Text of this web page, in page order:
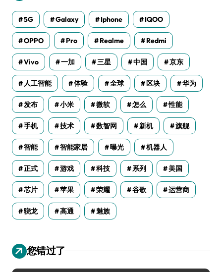
5G Galaxy Iphone IQOO
OPPO Pro Realme Redmi
Vivo 一加 三星 中国 京东
人工智能 体验 全球 区块 华为
发布 小米 微软 怎么 性能
手机 技术 数智网 新机 旗舰
智能 智能家居 曝光 机器人
正式 游戏 科技 系列 美国
芯片 苹果 荣耀 谷歌 运营商
骁龙 高通 魅族
您错过了